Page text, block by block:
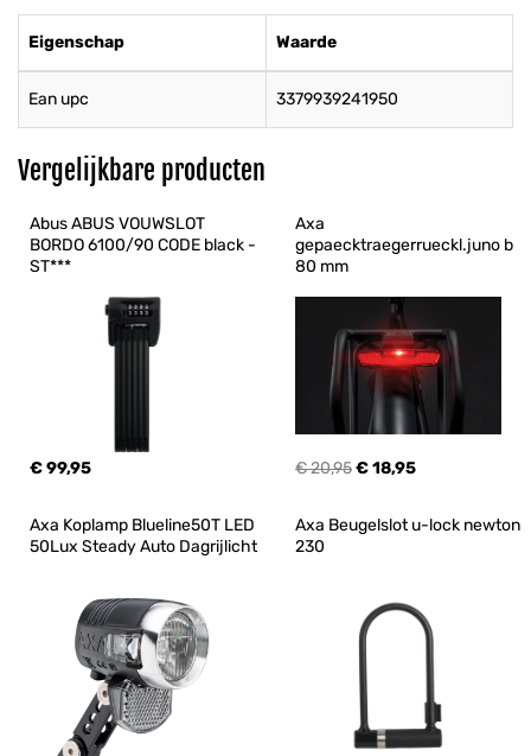
Eigenschap Waarde
Ean upc 3379939241950
Vergelijkbare producten
Abus ABUS VOUWSLOT
BORDO 6100/90 CODE black -
ST***
€ 99,95
Axa
gepaecktraegerrueckl.juno b
80 mm
€ 20,95€ 18,95
Axa Koplamp Blueline50T LED
50Lux Steady Auto Dagrijlicht
Axa Beugelslot u-lock newton
230